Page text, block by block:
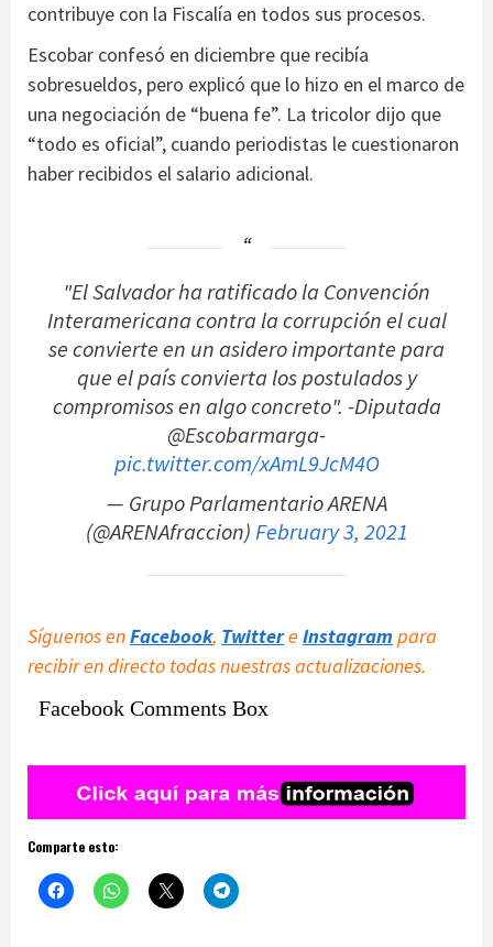
contribuye con la Fiscalía en todos sus procesos.
Escobar confesó en diciembre que recibía
sobresueldos, pero explicó que lo hizo en el marco de
una negociación de “buena fe”. La tricolor dijo que
“todo es oficial”, cuando periodistas le cuestionaron
haber recibidos el salario adicional.
"El Salvador ha ratificado la Convención
Interamericana contra la corrupción el cual
se convierte en un asidero importante para
que el país convierta los postulados y
compromisos en algo concreto". -Diputada
@Escobarmarga-
pic.twitter.com/xAmL9JcM4O
— Grupo Parlamentario ARENA
(@ARENAfraccion)February 3, 2021
Síguenos enFacebook, Twittere Instagram para
recibir en directo todas nuestras actualizaciones.
Facebook Comments Box
Comparte esto: